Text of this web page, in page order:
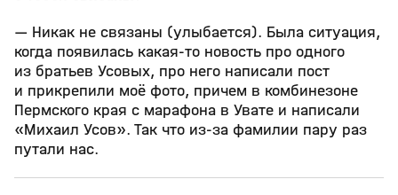
— Никак не связаны (улыбается). Была ситуация,
когда появилась какая-то новость про одного
из братьев Усовых, про него написали пост
и прикрепили моё фото, причем в комбинезоне
Пермского края с марафона в Увате и написали
«Михаил Усов». Так что из-за фамилии пару раз
путали нас.